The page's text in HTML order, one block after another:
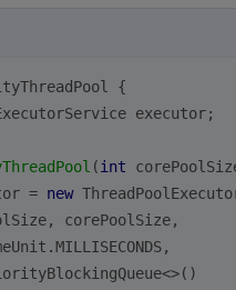
{
executor;
(int
= new
corePoolSize,